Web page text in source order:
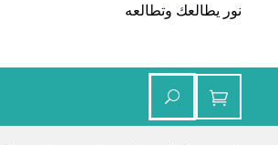
مشكاة
نور يطالعك وتطالعه